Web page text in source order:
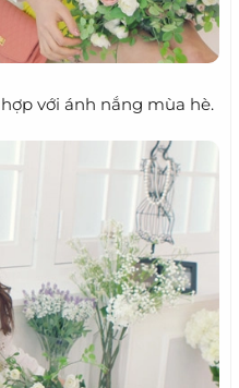
với ánh nắng mùa hè.